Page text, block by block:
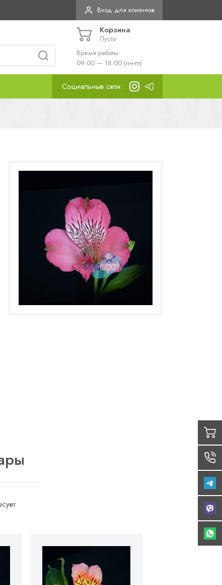
Вход для клиентов
Корзина
Пусто
Время работы:
09:00 — 18:00 (пн-пт)
Социальные сети: